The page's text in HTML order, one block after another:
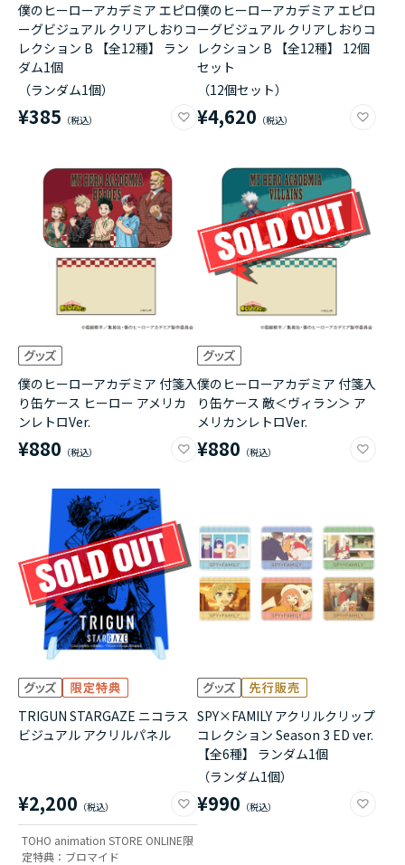
僕のヒーローアカデミア エピロ
ーグビジュアル クリアしおりコ
レクション B 【全12種】 ラン
ダム1個
（ランダム1個）
¥385
僕のヒーローアカデミア エピロ
ーグビジュアル クリアしおりコ
レクション B 【全12種】 12個
セット
（12個セット）
¥4,620
僕のヒーローアカデミア 付箋入
り缶ケース ヒーロー アメリカ
ンレトロVer.
¥880
僕のヒーローアカデミア 付箋入
り缶ケース 敵＜ヴィラン＞ ア
メリカンレトロVer.
¥880
TRIGUN STARGAZE ニコラス
ビジュアル アクリルパネル
¥2,200
TOHO animation STORE ONLINE限
定特典：ブロマイド
SPY×FAMILY アクリルクリップ
コレクション Season 3 ED ver.
【全6種】 ランダム1個
（ランダム1個）
¥990